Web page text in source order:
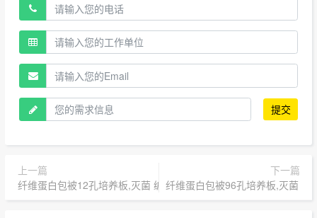
提交
上一篇
纤维蛋白包被12孔培养板,灭菌 编号：WHB-12-FC
下一篇
纤维蛋白包被96孔培养板,灭菌 编